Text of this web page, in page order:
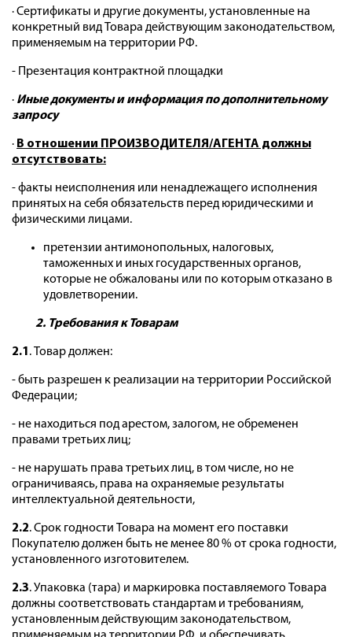
· Сертификаты и другие документы, установленные на
конкретный вид Товара действующим законодательством,
применяемым на территории РФ.
- Презентация контрактной площадки
· Иные документы и информация по дополнительному
запросу
· В отношении ПРОИЗВОДИТЕЛЯ/АГЕНТА должны
отсутствовать:
- факты неисполнения или ненадлежащего исполнения
принятых на себя обязательств перед юридическими и
физическими лицами.
претензии антимонопольных, налоговых,
таможенных и иных государственных органов,
которые не обжалованы или по которым отказано в
удовлетворении.
2. Требования к Товарам
2.1 . Товар должен:
- быть разрешен к реализации на территории Российской
Федерации;
- не находиться под арестом, залогом, не обременен
правами третьих лиц;
- не нарушать права третьих лиц, в том числе, но не
ограничиваясь, права на охраняемые результаты
интеллектуальной деятельности,
2.2. Срок годности Товара на момент его поставки
Покупателю должен быть не менее 80 % от срока годности,
установленного изготовителем.
2.3. Упаковка (тара) и маркировка поставляемого Товара
должны соответствовать стандартам и требованиям,
установленным действующим законодательством,